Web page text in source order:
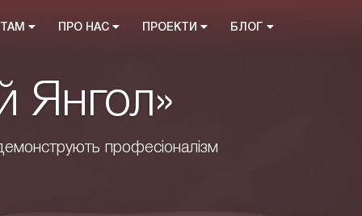
ПРО НАС ПРОЕКТИ БЛОГ
Янгол»
професіоналізм